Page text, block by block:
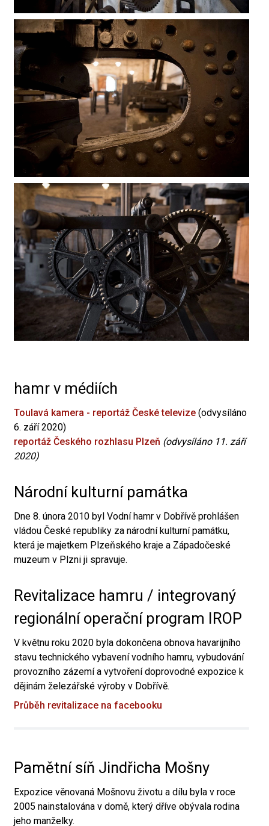
hamr v médiích
Toulavá kamera - reportáž České televize (odvysíláno
6. září 2020)
reportáž Českého rozhlasu Plzeň (odvysíláno 11. září
2020)
Národní kulturní památka
Dne 8. února 2010 byl Vodní hamr v Dobřívě prohlášen
vládou České republiky za národní kulturní památku,
která je majetkem Plzeňského kraje a Západočeské
muzeum v Plzni ji spravuje.
Revitalizace hamru / integrovaný
regionální operační program IROP
V květnu roku 2020 byla dokončena obnova havarijního
stavu technického vybavení vodního hamru, vybudování
provozního zázemí a vytvoření doprovodné expozice k
dějinám železářské výroby v Dobřívě.
Průběh revitalizace na facebooku
Pamětní síň Jindřicha Mošny
Expozice věnovaná Mošnovu životu a dílu byla v roce
2005 nainstalována v domě, který dříve obývala rodina
jeho manželky.